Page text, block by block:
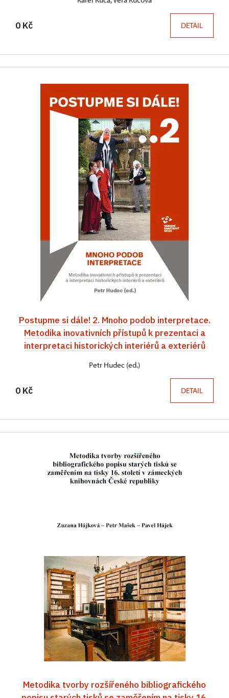
0 Kč DETAIL
Postupme si dále! 2. Mnoho podob interpretace.
Metodika inovativních přístupů k prezentaci a
interpretaci historických interiérů a exteriérů
Petr Hudec (ed.)
0 Kč DETAIL
Metodika tvorby rozšířeného bibliografického